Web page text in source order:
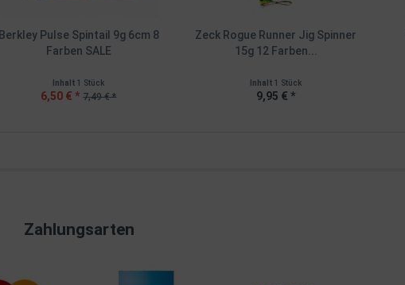
Berkley Pulse Spintail 9g 6cm 8
Farben SALE
Inhalt1 Stück
6,50 € * 7,49 € *
Zeck Rogue Runner Jig Spinner
15g 12 Farben...
Inhalt1 Stück
9,95 € *
Zahlungsarten